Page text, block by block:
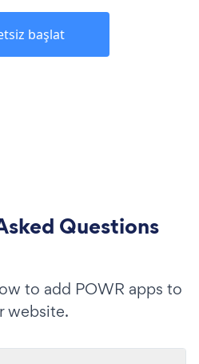
başlat
Questions
to add POWR apps to
website.